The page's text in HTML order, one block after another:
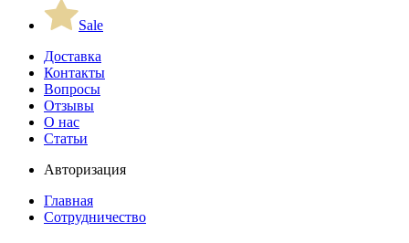
Sale
Доставка
Контакты
Вопросы
Отзывы
О нас
Статьи
Авторизация
Главная
Сотрудничество